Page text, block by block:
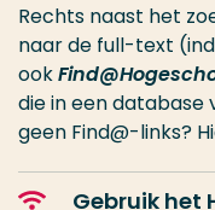
Rechts naast het
naar de full-text
ook
die in een database
geen Find@-links?
Gebruik het